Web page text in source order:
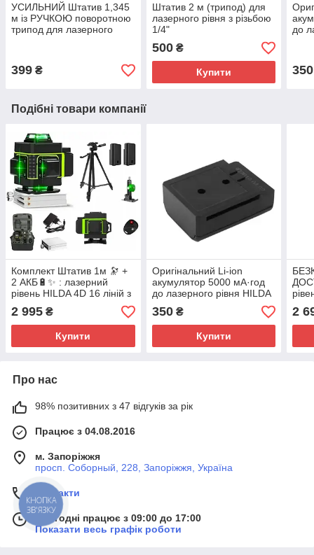
УСИЛЬНИЙ Штатив 1,345
м із РУЧКОЮ поворотною
трипод для лазерного
399 ₴
Штатив 2 м (трипод) для
лазерного рівня з різьбою
1/4"
500₴
Купити
до
350
Подібні товари компанії
Комплект Штатив 1м 🔭 +
2 АКБ🔋✨ : лазерний
рівень HILDA 4D 16 ліній з
2 995 ₴
Купити
Оригінальний Li-ion
акумулятор 5000 мА·год
до лазерного рівня HILDA
350₴
Купити
2
Про нас
98% позитивних з 47 відгуків за рік
Працює з 04.08.2016
м. Запоріжжя
просп. Соборный, 228, Запоріжжя, Україна
Контакти
Сьогодні працює з 09:00 до 17:00
Показати весь графік роботи
КНОПКА
ЗВ'ЯЗКУ